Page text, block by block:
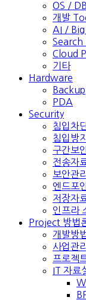
OS /
개발
AI /
Search
Cloud
기타
Hardware
Backup
PDA
Security
침입차
침입방지
구간보
전송자
보안관리
엔드포
저장자
인프라
Project 방법
개발방
사업관
프로젝
IT 자료